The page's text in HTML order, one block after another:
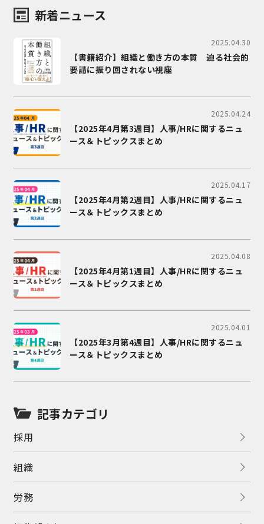
新着ニュース
2025.04.30
【書籍紹介】組織と働き方の本質 迫る社会的
要請に振り回されない視座
2025.04.24
【2025年4月第3週目】人事/HRに関するニュ
ース＆トピックスまとめ
2025.04.17
【2025年4月第2週目】人事/HRに関するニュ
ース＆トピックスまとめ
2025.04.08
【2025年4月第1週目】人事/HRに関するニュ
ース＆トピックスまとめ
2025.04.01
【2025年3月第4週目】人事/HRに関するニュ
ース＆トピックスまとめ
記事カテゴリ
採用
組織
労務